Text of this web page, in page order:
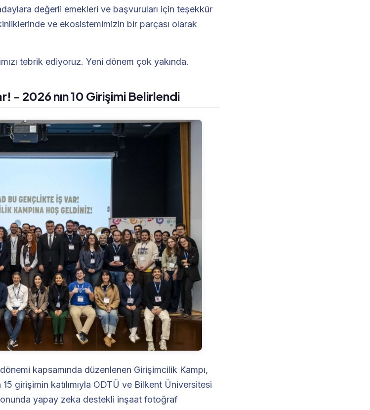
değerli emekleri ve başvuruları için teşekkür
ve ekosistemimizin bir parçası olarak
tebrik ediyoruz. Yeni dönem çok yakında.
- 2026 nın 10 Girişimi Belirlendi
kapsamında düzenlenen Girişimcilik Kampı,
girişimin katılımıyla ODTÜ ve Bilkent Üniversitesi
yapay zeka destekli inşaat fotoğraf